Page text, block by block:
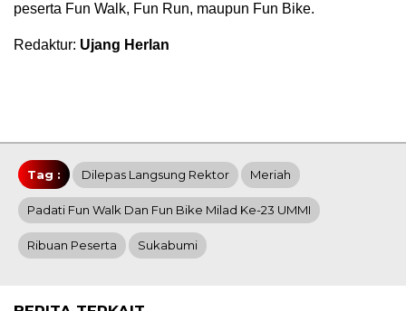
peserta Fun Walk, Fun Run, maupun Fun Bike.
Redaktur: Ujang Herlan
Tag : Dilepas Langsung Rektor Meriah
Padati Fun Walk Dan Fun Bike Milad Ke-23 UMMI
Ribuan Peserta Sukabumi